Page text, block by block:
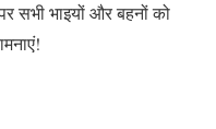
सभी भाइयों और बहनों को